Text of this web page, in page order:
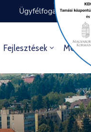
Ügyfélfogadás rendje
Fejlesztések Média